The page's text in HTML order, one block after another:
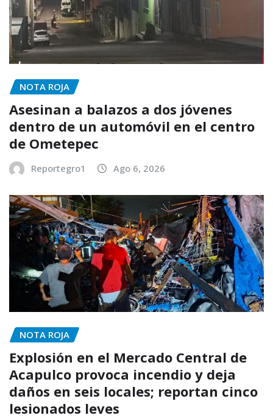
NOTA ROJA
Asesinan a balazos a dos jóvenes
dentro de un automóvil en el centro
de Ometepec
Reportegro1 Ago 6, 2026
NOTA ROJA
Explosión en el Mercado Central de
Acapulco provoca incendio y deja
daños en seis locales; reportan cinco
lesionados leves